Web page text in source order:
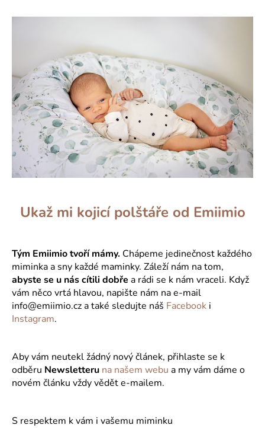
Ukaž mi kojicí polštáře od Emiimio
Tým Emiimio tvoří mámy. Chápeme jedinečnost každého
miminka a sny každé maminky. Záleží nám na tom,
abyste se u nás cítili dobře a rádi se k nám vraceli. Když
vám něco vrtá hlavou, napište nám na e-mail
info@emiimio.cz a také sledujte náš Facebook i
Instagram.
Aby vám neutekl žádný nový článek, přihlaste se k
odběru Newsletteru na našem webu a my vám dáme o
novém článku vždy vědět e-mailem.
S respektem k vám i vašemu miminku